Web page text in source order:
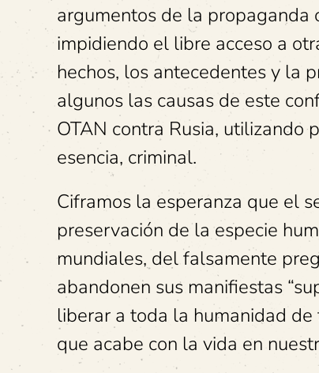
argumentos de la propaganda
impidiendo el libre acceso a
hechos, los antecedentes y la
algunos las causas de este
OTAN contra Rusia, utilizando
esencia, criminal.
Ciframos la esperanza que el
preservación de la especie
mundiales, del falsamente
abandonen sus manifiestas
liberar a toda la humanidad
que acabe con la vida en